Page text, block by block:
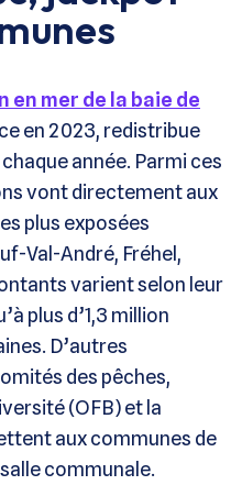
en mer de la baie de
en 2023, redistribue
année. Parmi ces
vont directement aux
plus exposées
Val-André, Fréhel,
varient selon leur
plus d’1,3 million
D’autres
des pêches,
(OFB) et la
aux communes de
communale.